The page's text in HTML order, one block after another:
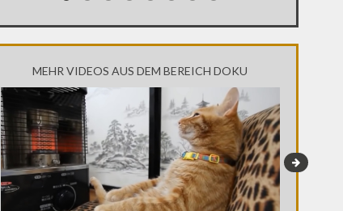
MEHR VIDEOS AUS DEM BEREICH DOKU